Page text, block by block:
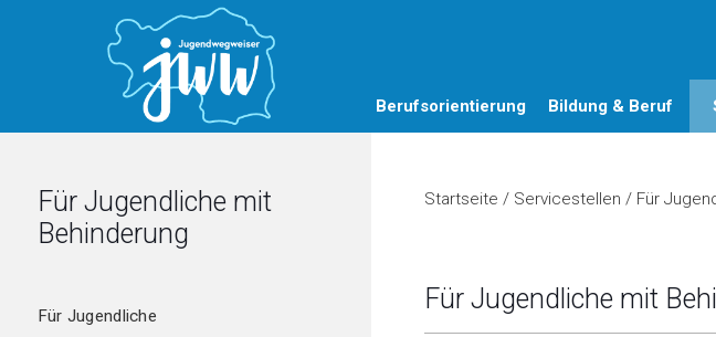
Berufsorientierung Bildung & Beruf
Für Jugendliche mit
Behinderung
Für Jugendliche
Startseite / Servicestellen / Für
Für Jugendliche mit